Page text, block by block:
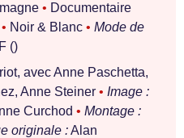
• Documentaire
• Noir & Blanc • Mode de
()
avec Anne Paschetta,
Anne Steiner • Image :
Curchod • Montage :
originale :Alan